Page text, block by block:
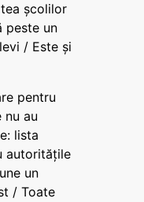
școlilor
peste un
/ Este și
pentru
nu au
lista
autoritățile
un
/ Toate